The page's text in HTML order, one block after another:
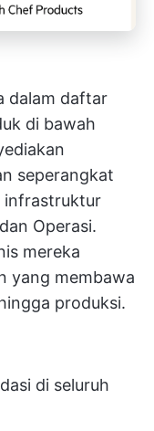
dalam daftar
di bawah
seperangkat
infrastruktur
Operasi.
mereka
yang membawa
produksi.
di seluruh